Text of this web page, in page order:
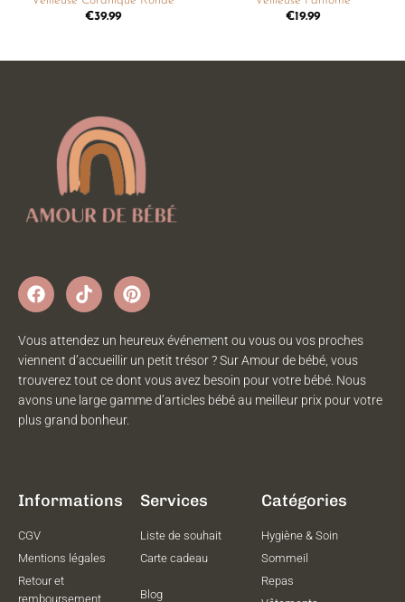
€39.99
€19.99
Vous attendez un heureux événement ou vous ou vos proches
viennent d’accueillir un petit trésor ? Sur Amour de bébé, vous
trouverez tout ce dont vous avez besoin pour votre bébé. Nous
avons une large gamme d’articles bébé au meilleur prix pour votre
plus grand bonheur.
Informations
CGV
Mentions légales
Retour et
remboursement
Services
Liste de souhait
Carte cadeau
Blog
Catégories
Hygiène & Soin
Sommeil
Repas